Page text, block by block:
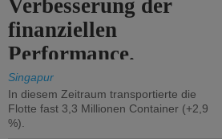
Verbesserung der
finanziellen
Performance.
Singapur
In diesem Zeitraum transportierte die
Flotte fast 3,3 Millionen Container (+2,9
%).